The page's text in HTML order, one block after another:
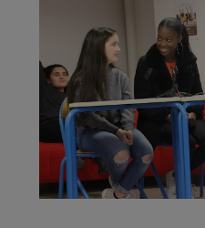
leurs
roms seront
afin de
professionnelle.